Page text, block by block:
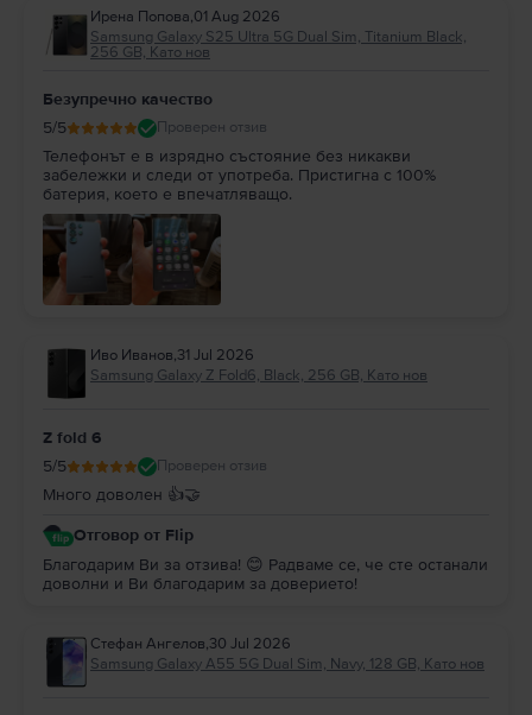
Ирена Попова,01 Aug 2026
Samsung Galaxy S25 Ultra 5G Dual Sim, Titanium Black,
256 GB, Като нов
Безупречно качество
5/5 Проверен отзив
Телефонът е в изрядно състояние без никакви
забележки и следи от употреба. Пристигна с 100%
батерия, което е впечатляващо.
Иво Иванов,31 Jul 2026
Samsung Galaxy Z Fold6, Black, 256 GB, Като нов
Z fold 6
5/5 Проверен отзив
Много доволен 👍🤝
Отговор от Flip
Благодарим Ви за отзива! 😊 Радваме се, че сте останали
доволни и Ви благодарим за доверието!
Стефан Ангелов,30 Jul 2026
Samsung Galaxy A55 5G Dual Sim, Navy, 128 GB, Като нов